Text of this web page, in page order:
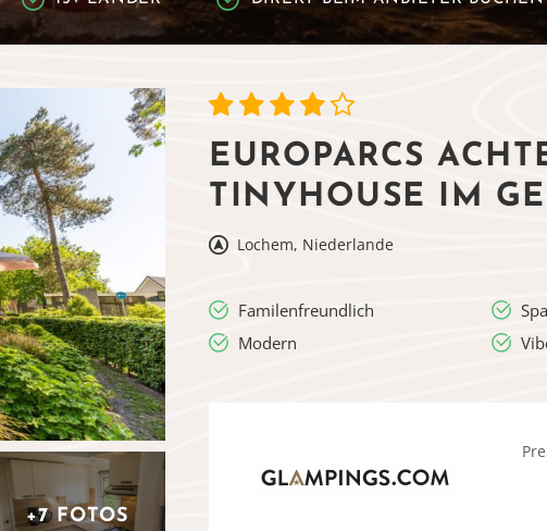
+7 FOTOS
EUROPARCS
TINYHOUSE IM
Lochem, Niederlande
Familenfreundlich
Modern